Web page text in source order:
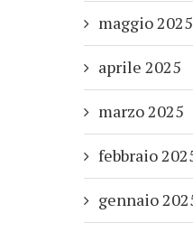
maggio 2025
aprile 2025
marzo 2025
febbraio
gennaio